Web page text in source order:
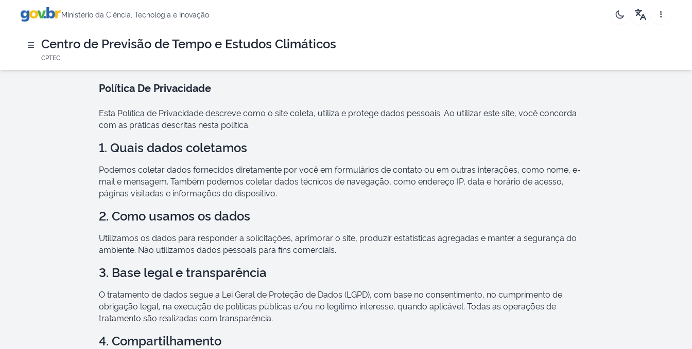
Ministério da Ciência, Tecnologia e Inovação
Centro de Previsão de Tempo e Estudos Climáticos
CPTEC
Política De Privacidade
Esta Política de Privacidade descreve como o site coleta, utiliza e protege dados pessoais. Ao utilizar este site, você concorda
com as práticas descritas nesta política.
1. Quais dados coletamos
Podemos coletar dados fornecidos diretamente por você em formulários de contato ou em outras interações, como nome, e-
mail e mensagem. Também podemos coletar dados técnicos de navegação, como endereço IP, data e horário de acesso,
páginas visitadas e informações do dispositivo.
2. Como usamos os dados
Utilizamos os dados para responder a solicitações, aprimorar o site, produzir estatísticas agregadas e manter a segurança do
ambiente. Não utilizamos dados pessoais para fins comerciais.
3. Base legal e transparência
O tratamento de dados segue a Lei Geral de Proteção de Dados (LGPD), com base no consentimento, no cumprimento de
obrigação legal, na execução de políticas públicas e/ou no legítimo interesse, quando aplicável. Todas as operações de
tratamento são realizadas com transparência.
4. Compartilhamento